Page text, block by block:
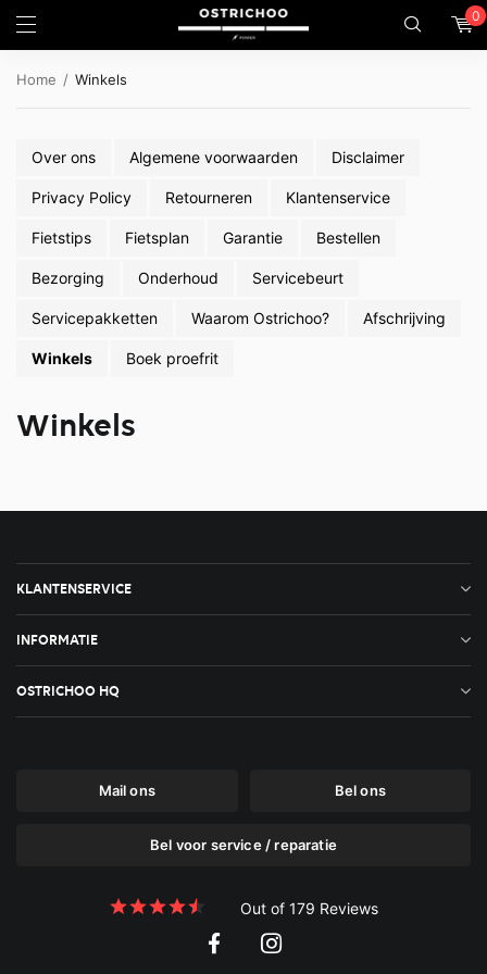
0
Home Winkels
Over ons Algemene voorwaarden Disclaimer
Privacy Policy Retourneren Klantenservice
Fietstips Fietsplan Garantie Bestellen
Bezorging Onderhoud Servicebeurt
Servicepakketten Waarom Ostrichoo? Afschrijving
Winkels Boek proefrit
Winkels
KLANTENSERVICE
INFORMATIE
OSTRICHOO HQ
Mail ons Bel ons
Bel voor service / reparatie
Out of 179 Reviews